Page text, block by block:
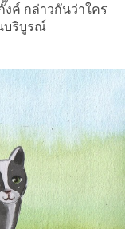
งค์ กล่าวกันว่าใคร
บริบูรณ์